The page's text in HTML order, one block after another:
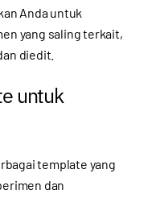
Anda untuk
yang saling terkait,
diedit.
untuk
template yang
dan